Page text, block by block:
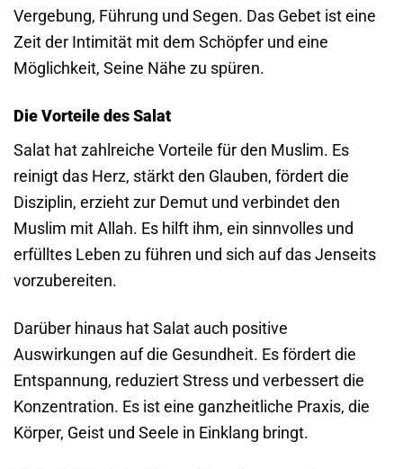
Vergebung, Führung und Segen. Das Gebet ist eine
Zeit der Intimität mit dem Schöpfer und eine
Möglichkeit, Seine Nähe zu spüren.
Die Vorteile des Salat
Salat hat zahlreiche Vorteile für den Muslim. Es
reinigt das Herz, stärkt den Glauben, fördert die
Disziplin, erzieht zur Demut und verbindet den
Muslim mit Allah. Es hilft ihm, ein sinnvolles und
erfülltes Leben zu führen und sich auf das Jenseits
vorzubereiten.
Darüber hinaus hat Salat auch positive
Auswirkungen auf die Gesundheit. Es fördert die
Entspannung, reduziert Stress und verbessert die
Konzentration. Es ist eine ganzheitliche Praxis, die
Körper, Geist und Seele in Einklang bringt.